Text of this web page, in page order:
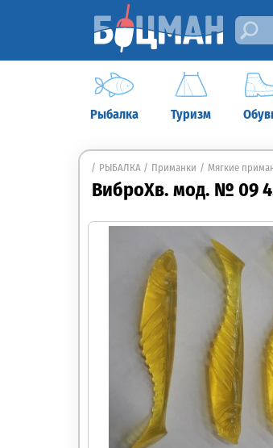
Рыбалка Туризм
РЫБАЛКА Приманки Мягкие
ВиброХв. мод. № 09